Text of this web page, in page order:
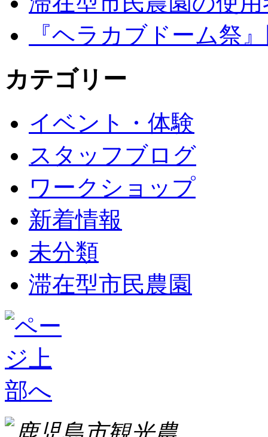
『ヘラカブドーム祭
カテゴリー
イベント・体験
スタッフブログ
ワークショップ
新着情報
未分類
滞在型市民農園